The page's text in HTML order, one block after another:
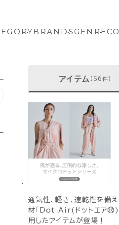
BRANDSGENRE
アイテム (56件)
通気性、軽さ、速乾性を備
材「Dot Air(ドットエア®)
用したアイテムが登場！